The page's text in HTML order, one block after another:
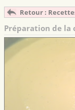
Retour :
Préparation de la